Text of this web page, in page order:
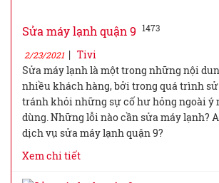
Sửa máy lạnh quận 9 1473
2/23/2021| Tivi
Sửa máy lạnh là một trong những nội
nhiều khách hàng, bởi trong quá trình
tránh khỏi những sự cố hư hỏng ngoài ý
dùng. Những lỗi nào cần sửa máy lạnh?
dịch vụ sửa máy lạnh quận 9?
Xem chi tiết